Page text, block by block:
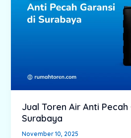
Jual Toren Air Anti Pecah
Surabaya
November 10, 2025